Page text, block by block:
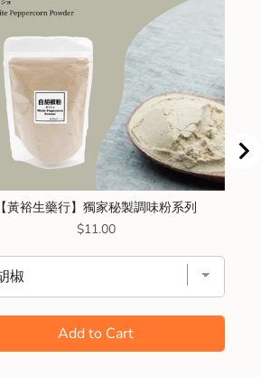
【黃裕生藥行】獨家秘製調味粉系列
Price
$11.00
Add to Cart